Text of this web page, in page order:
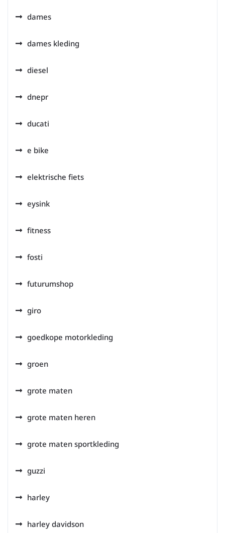
dames
dames kleding
diesel
dnepr
ducati
e bike
elektrische fiets
eysink
fitness
fosti
futurumshop
giro
goedkope motorkleding
groen
grote maten
grote maten heren
grote maten sportkleding
guzzi
harley
harley davidson